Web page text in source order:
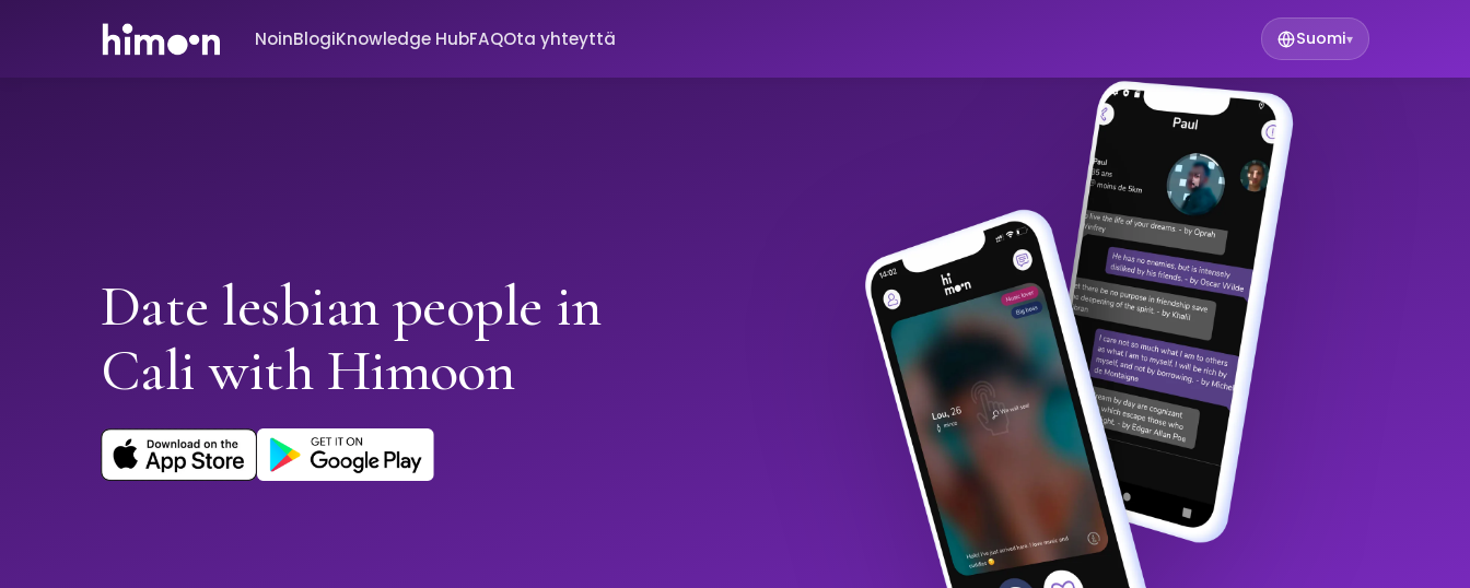
NoinBlogiKnowledge HubFAQOta yhteyttä Suomi▾
Date lesbian people in
Cali with Himoon